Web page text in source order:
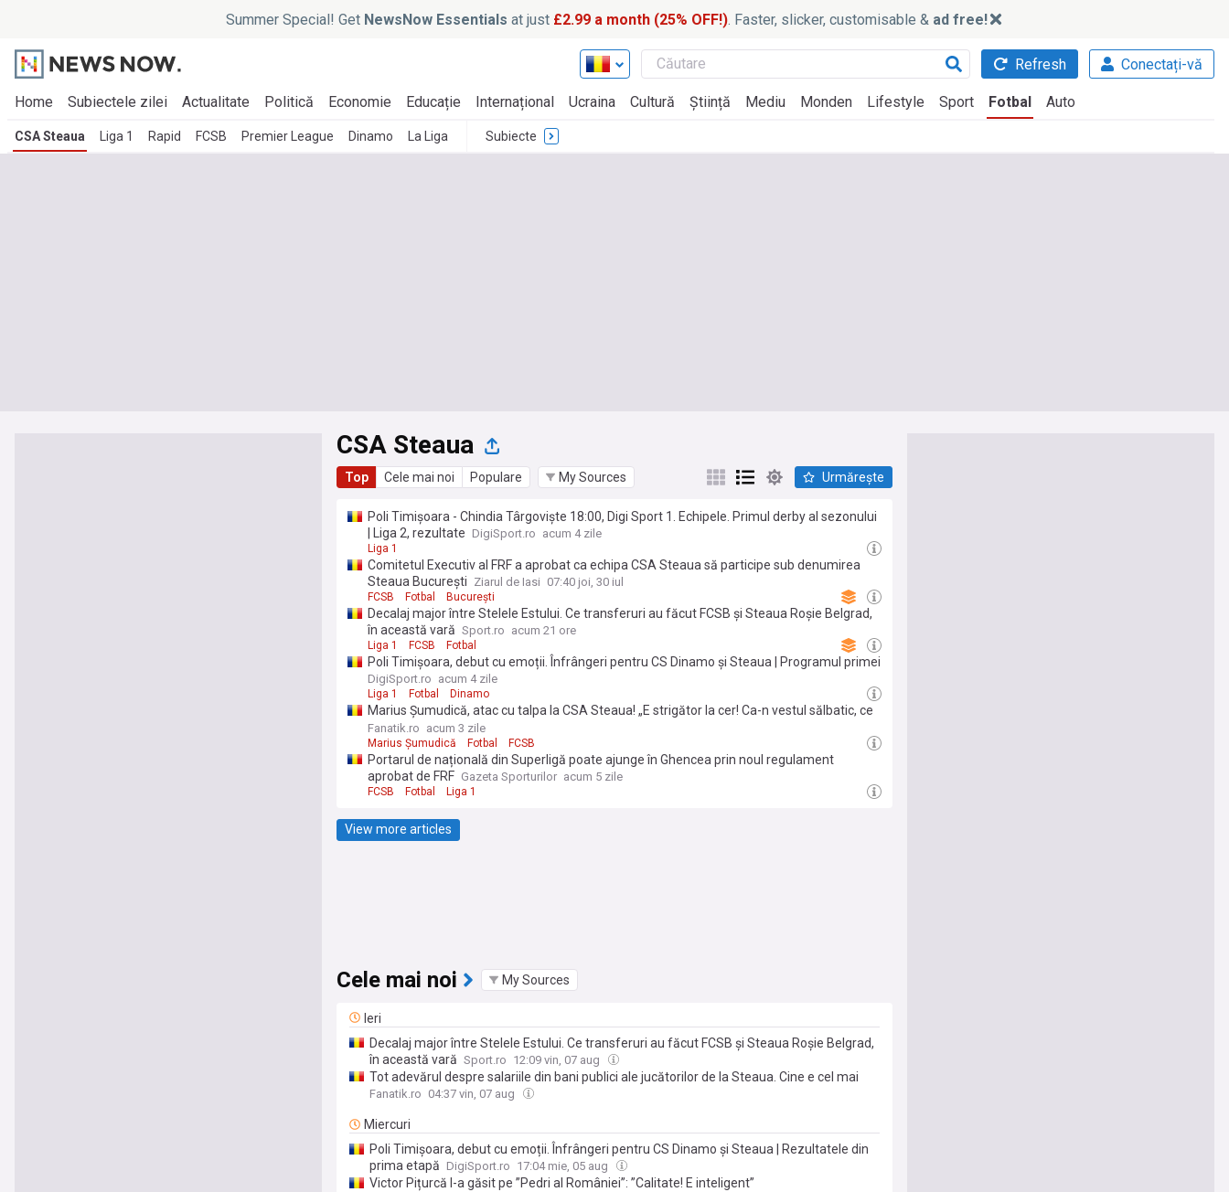
Summer Special! Get NewsNow Essentials at just £2.99 a month (25% OFF!). Faster, slicker, customisable & ad free!
Refresh Conectați-vă
Home Subiectele zilei Actualitate Politică Economie Educație Internațional Ucraina Cultură Știință Mediu Monden Lifestyle Sport Fotbal Auto
CSA Steaua Liga 1 Rapid FCSB Premier League Dinamo La Liga Subiecte
CSA Steaua
Top Cele mai noi Populare My Sources Urmărește
Poli Timișoara - Chindia Târgoviște 18:00, Digi Sport 1. Echipele. Primul derby al sezonului
| Liga 2, rezultate DigiSport.ro acum 4 zile
Liga 1
Comitetul Executiv al FRF a aprobat ca echipa CSA Steaua să participe sub denumirea
Steaua București Ziarul de Iasi 07:40 joi, 30 iul
FCSB Fotbal București
Decalaj major între Stelele Estului. Ce transferuri au făcut FCSB și Steaua Roșie Belgrad,
în această vară Sport.ro acum 21 ore
Liga 1 FCSB Fotbal
Poli Timișoara, debut cu emoții. Înfrângeri pentru CS Dinamo și Steaua | Programul primei
etape din Liga 2 și rezultatele
DigiSport.ro acum 4 zile
Liga 1 Fotbal Dinamo
Marius Șumudică, atac cu talpa la CSA Steaua! „E strigător la cer! Ca-n vestul sălbatic, ce
te mai miră? O haiducie”. Exclusiv
Fanatik.ro acum 3 zile
Marius Șumudică Fotbal FCSB
Portarul de națională din Superligă poate ajunge în Ghencea prin noul regulament
aprobat de FRF Gazeta Sporturilor acum 5 zile
FCSB Fotbal Liga 1
View more articles
Cele mai noi My Sources
Ieri
Decalaj major între Stelele Estului. Ce transferuri au făcut FCSB și Steaua Roșie Belgrad,
în această vară Sport.ro 12:09 vin, 07 aug
Tot adevărul despre salariile din bani publici ale jucătorilor de la Steaua. Cine e cel mai
bine plătit și cum au fost păcăliți cu primele de promovare
Fanatik.ro 04:37 vin, 07 aug
Miercuri
Poli Timișoara, debut cu emoții. Înfrângeri pentru CS Dinamo și Steaua | Rezultatele din
prima etapă DigiSport.ro 17:04 mie, 05 aug
Victor Pițurcă l-a găsit pe ”Pedri al României”: ”Calitate! E inteligent”